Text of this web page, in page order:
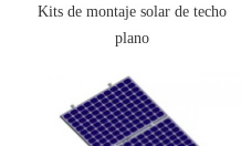
Kits de montaje solar de techo
plano